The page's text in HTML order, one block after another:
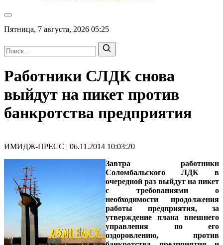
Пятница, 7 августа, 2026 05:25
Работники СЛДК снова
выйдут на пикет против
банкротства предприятия
ИМИДЖ-ПРЕСС | 06.11.2014 10:03:20
Завтра работники
Соломбальского ЛДК в
очередной раз выйдут на пикет
с требованиями о
необходимости продолжения
работы предприятия, за
утверждение плана внешнего
управления по его
оздоровлению, против